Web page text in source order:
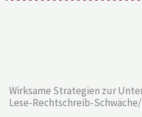
Wirksame Strategien zur
Lese-Rechtschreib-